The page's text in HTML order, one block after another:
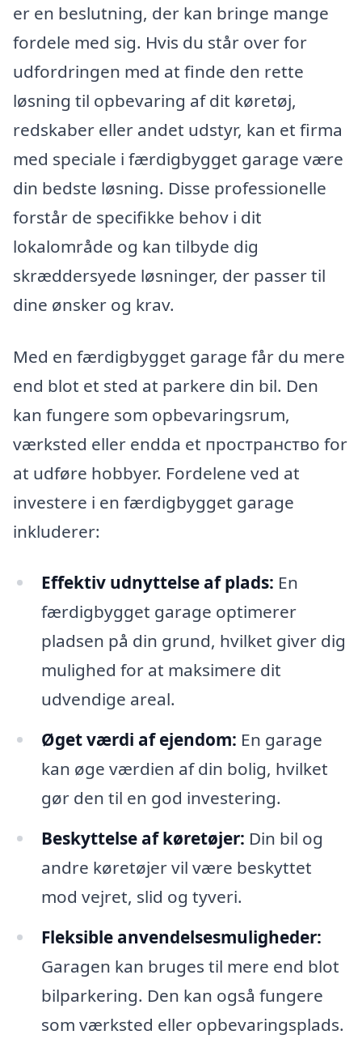
er en beslutning, der kan bringe mange
fordele med sig. Hvis du står over for
udfordringen med at finde den rette
løsning til opbevaring af dit køretøj,
redskaber eller andet udstyr, kan et firma
med speciale i færdigbygget garage være
din bedste løsning. Disse professionelle
forstår de specifikke behov i dit
lokalområde og kan tilbyde dig
skræddersyede løsninger, der passer til
dine ønsker og krav.
Med en færdigbygget garage får du mere
end blot et sted at parkere din bil. Den
kan fungere som opbevaringsrum,
værksted eller endda et пространствo for
at udføre hobbyer. Fordelene ved at
investere i en færdigbygget garage
inkluderer:
Effektiv udnyttelse af plads: En
færdigbygget garage optimerer
pladsen på din grund, hvilket giver dig
mulighed for at maksimere dit
udvendige areal.
Øget værdi af ejendom: En garage
kan øge værdien af din bolig, hvilket
gør den til en god investering.
Beskyttelse af køretøjer: Din bil og
andre køretøjer vil være beskyttet
mod vejret, slid og tyveri.
Fleksible anvendelsesmuligheder:
Garagen kan bruges til mere end blot
bilparkering. Den kan også fungere
som værksted eller opbevaringsplads.